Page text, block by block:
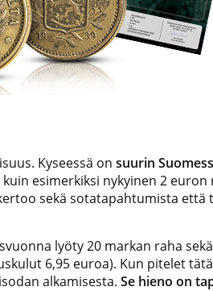
Kyseessä on suurin
esimerkiksi nykyinen 2 euron
sekä sotatapahtumista että
lyöty 20 markan raha sekä
6,95 euroa). Kun pitelet
alkamisesta. Se hieno on